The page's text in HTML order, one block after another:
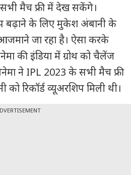
मैच फ्री में देख सकेंगे।
बढ़ाने के लिए मुकेश अंबानी के
जा रहा है। ऐसा करके
की इंडिया में ग्रोथ को चैलेंज
ने IPL 2023 के सभी मैच फ्री
रिकॉर्ड व्यूअरशिप मिली थी।